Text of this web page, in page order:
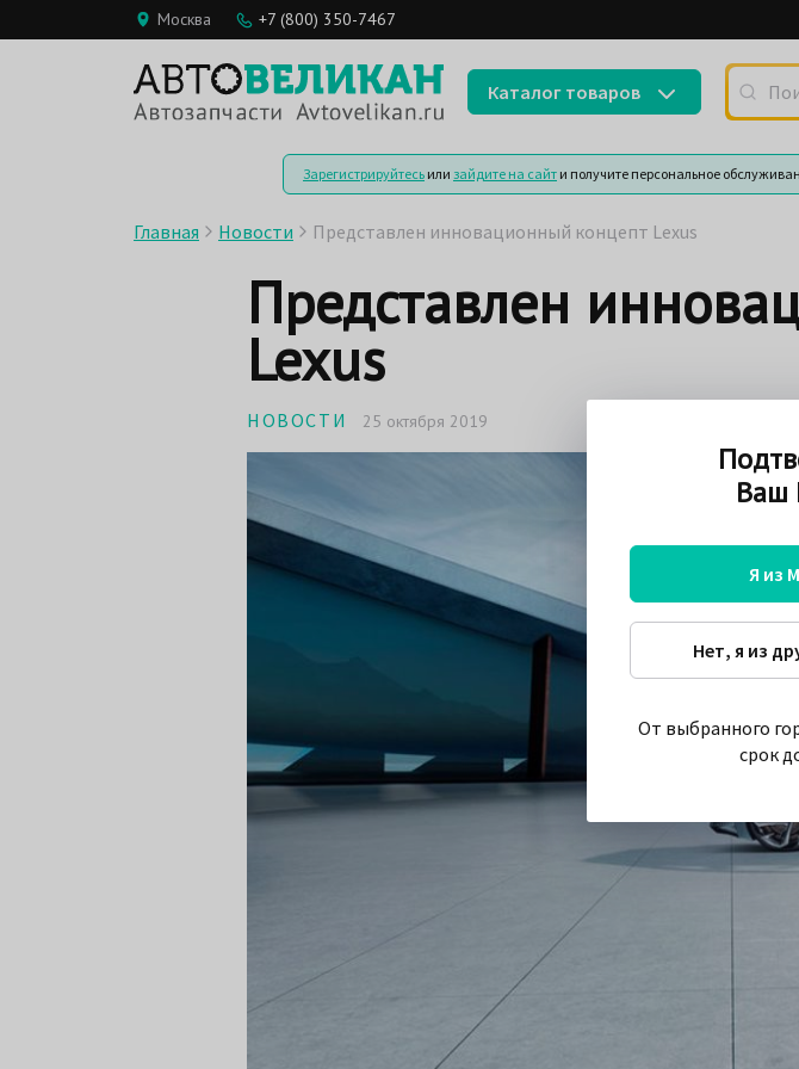
Москва +7 (800) 350-7467
Каталог товаров
Поиск
Зарегистрируйтесь или зайдите на сайт и получите персональное
Главная Новости Представлен инновационный концепт Lexus
Представлен
Lexus
НОВОСТИ 25 октября 2019
Ваш
Я из
Нет, я из
От выбранного
срок